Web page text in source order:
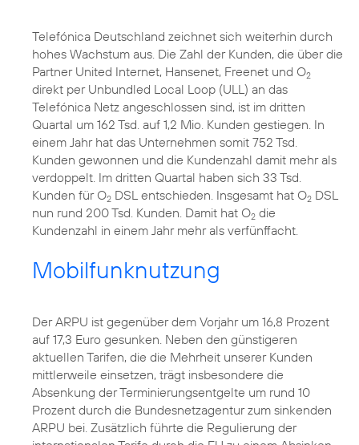
Telefónica Deutschland zeichnet sich weiterhin durch
hohes Wachstum aus. Die Zahl der Kunden, die über die
Partner United Internet, Hansenet, Freenet und O2
direkt per Unbundled Local Loop (ULL) an das
Telefónica Netz angeschlossen sind, ist im dritten
Quartal um 162 Tsd. auf 1,2 Mio. Kunden gestiegen. In
einem Jahr hat das Unternehmen somit 752 Tsd.
Kunden gewonnen und die Kundenzahl damit mehr als
verdoppelt. Im dritten Quartal haben sich 33 Tsd.
Kunden für O2 DSL entschieden. Insgesamt hat O2 DSL
nun rund 200 Tsd. Kunden. Damit hat O2 die
Kundenzahl in einem Jahr mehr als verfünffacht.
Mobilfunknutzung
Der ARPU ist gegenüber dem Vorjahr um 16,8 Prozent
auf 17,3 Euro gesunken. Neben den günstigeren
aktuellen Tarifen, die die Mehrheit unserer Kunden
mittlerweile einsetzen, trägt insbesondere die
Absenkung der Terminierungsentgelte um rund 10
Prozent durch die Bundesnetzagentur zum sinkenden
ARPU bei. Zusätzlich führte die Regulierung der